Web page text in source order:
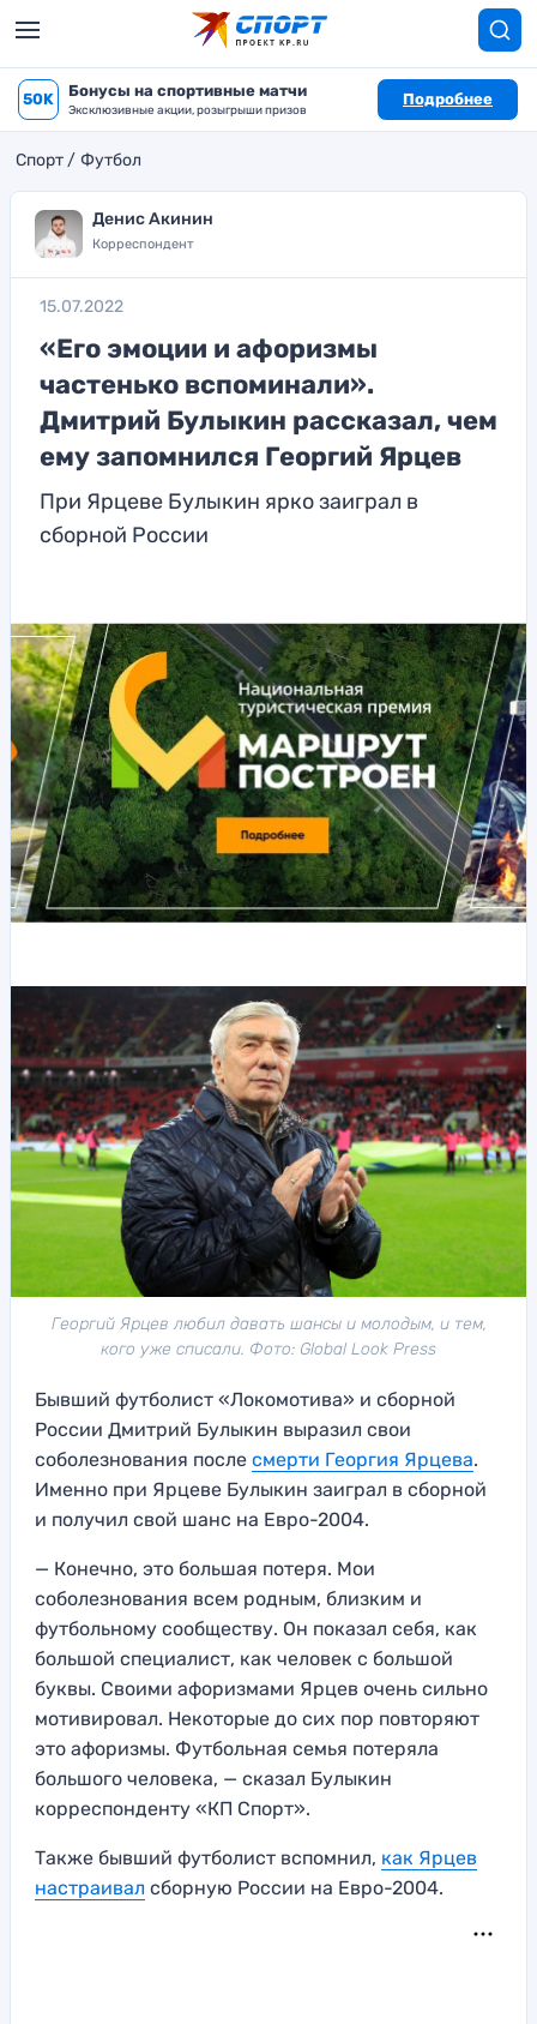
50K Бонусы на спортивные матчи
Эксклюзивные акции, розыгрыши призов
Подробнее
Спорт Футбол
Денис Акинин
Корреспондент
15.07.2022
«Его эмоции и афоризмы
частенько вспоминали».
Дмитрий Булыкин рассказал, чем
ему запомнился Георгий Ярцев
При Ярцеве Булыкин ярко заиграл в
сборной России
Георгий Ярцев любил давать шансы и молодым, и тем,
кого уже списали. Фото: Global Look Press
Бывший футболист «Локомотива» и сборной
России Дмитрий Булыкин выразил свои
соболезнования после смерти Георгия Ярцева.
Именно при Ярцеве Булыкин заиграл в сборной
и получил свой шанс на Евро-2004.
— Конечно, это большая потеря. Мои
соболезнования всем родным, близким и
футбольному сообществу. Он показал себя, как
большой специалист, как человек с большой
буквы. Своими афоризмами Ярцев очень сильно
мотивировал. Некоторые до сих пор повторяют
это афоризмы. Футбольная семья потеряла
большого человека, — сказал Булыкин
корреспонденту «КП Спорт».
Также бывший футболист вспомнил, как Ярцев
настраивал сборную России на Евро-2004.